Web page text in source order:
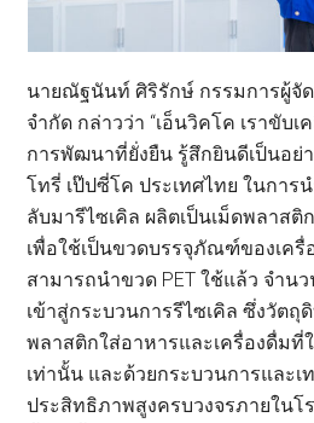
นายณัฐนันท์ ศิริรักษ์ กรรมการผู้จั
จำกัด กล่าวว่า “เอ็นวิคโค เราขับ
การพัฒนาที่ยั่งยืน รู้สึกยินดีเป็นอย่
โทรี่ เป๊ปซี่โค ประเทศไทย ในการ
ลับมารีไซเคิล ผลิตเป็นเม็ดพลาส
เพื่อใช้เป็นขวดบรรจุภัณฑ์ของเครื่
สามารถนำขวด PET ใช้แล้ว จำน
เข้าสู่กระบวนการรีไซเคิล ซึ่งวัต
พลาสติกใส่อาหารและเครื่องดื่มที่
เท่านั้น และด้วยกระบวนการและเ
ประสิทธิภาพสูงครบวงจรภายในโ